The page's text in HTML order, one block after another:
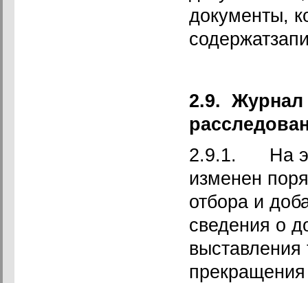
документы,
2.9. Журнал
2.9.1. На
изменен
отбора и
сведения о
выставления